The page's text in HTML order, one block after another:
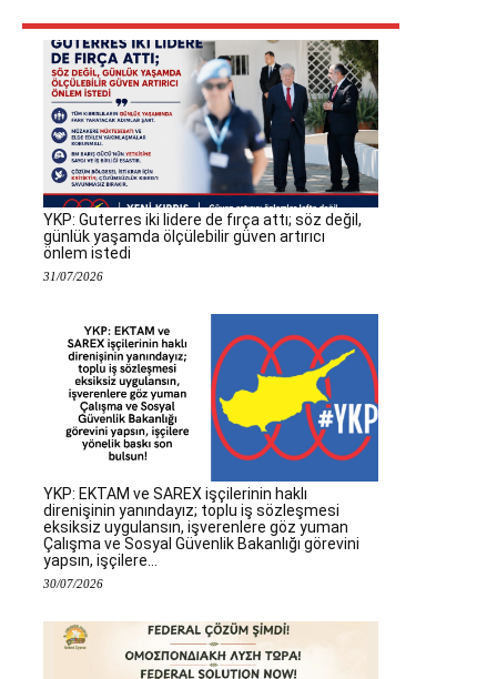
YKP: Guterres iki lidere de fırça attı; söz değil,
günlük yaşamda ölçülebilir güven artırıcı
önlem istedi
31/07/2026
YKP: EKTAM ve SAREX işçilerinin haklı
direnişinin yanındayız; toplu iş sözleşmesi
eksiksiz uygulansın, işverenlere göz yuman
Çalışma ve Sosyal Güvenlik Bakanlığı görevini
yapsın, işçilere...
30/07/2026